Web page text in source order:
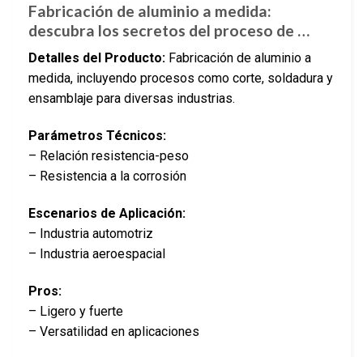
Fabricación de aluminio a medida:
descubra los secretos del proceso de …
Detalles del Producto: Fabricación de aluminio a
medida, incluyendo procesos como corte, soldadura y
ensamblaje para diversas industrias.
Parámetros Técnicos:
– Relación resistencia-peso
– Resistencia a la corrosión
Escenarios de Aplicación:
– Industria automotriz
– Industria aeroespacial
Pros:
– Ligero y fuerte
– Versatilidad en aplicaciones